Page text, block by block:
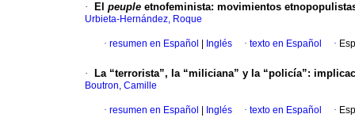
· El peuple etnofeminista: movimientos
Urbieta-Hernández, Roque
· resumen en Español Inglés · texto en Español ·
· La “terrorista”, la “miliciana” y la “policía”:
Boutron, Camille
· resumen en Español Inglés · texto en Español ·